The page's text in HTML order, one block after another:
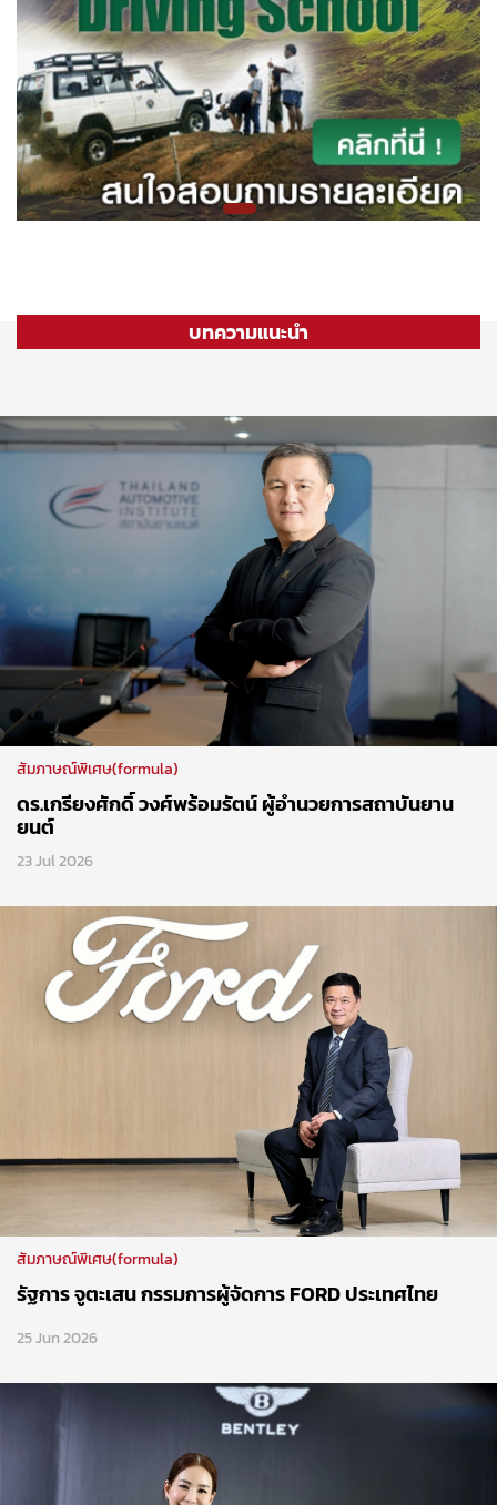
บทความแนะนำ
สัมภาษณ์พิเศษ(formula)
ดร.เกรียงศักดิ์ วงศ์พร้อมรัตน์ ผู้อำนวยการสถาบันยาน
ยนต์
23 Jul 2026
สัมภาษณ์พิเศษ(formula)
รัฐการ จูตะเสน กรรมการผู้จัดการ FORD ประเทศไทย
25 Jun 2026